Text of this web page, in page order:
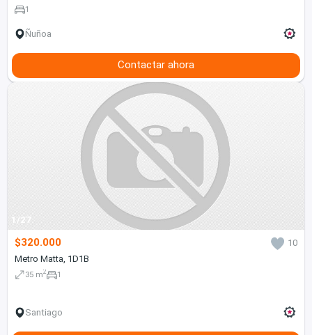
1
Ñuñoa
Contactar ahora
1/27
$320.000
10
Metro Matta, 1D1B
35 m2 1
Santiago